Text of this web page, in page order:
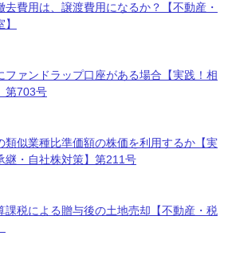
去費用は、譲渡費用になるか？【不動産・
ファンドラップ口座がある場合【実践！相
第703号
類似業種比準価額の株価を利用するか【実
継・自社株対策】第211号
課税による贈与後の土地売却【不動産・税